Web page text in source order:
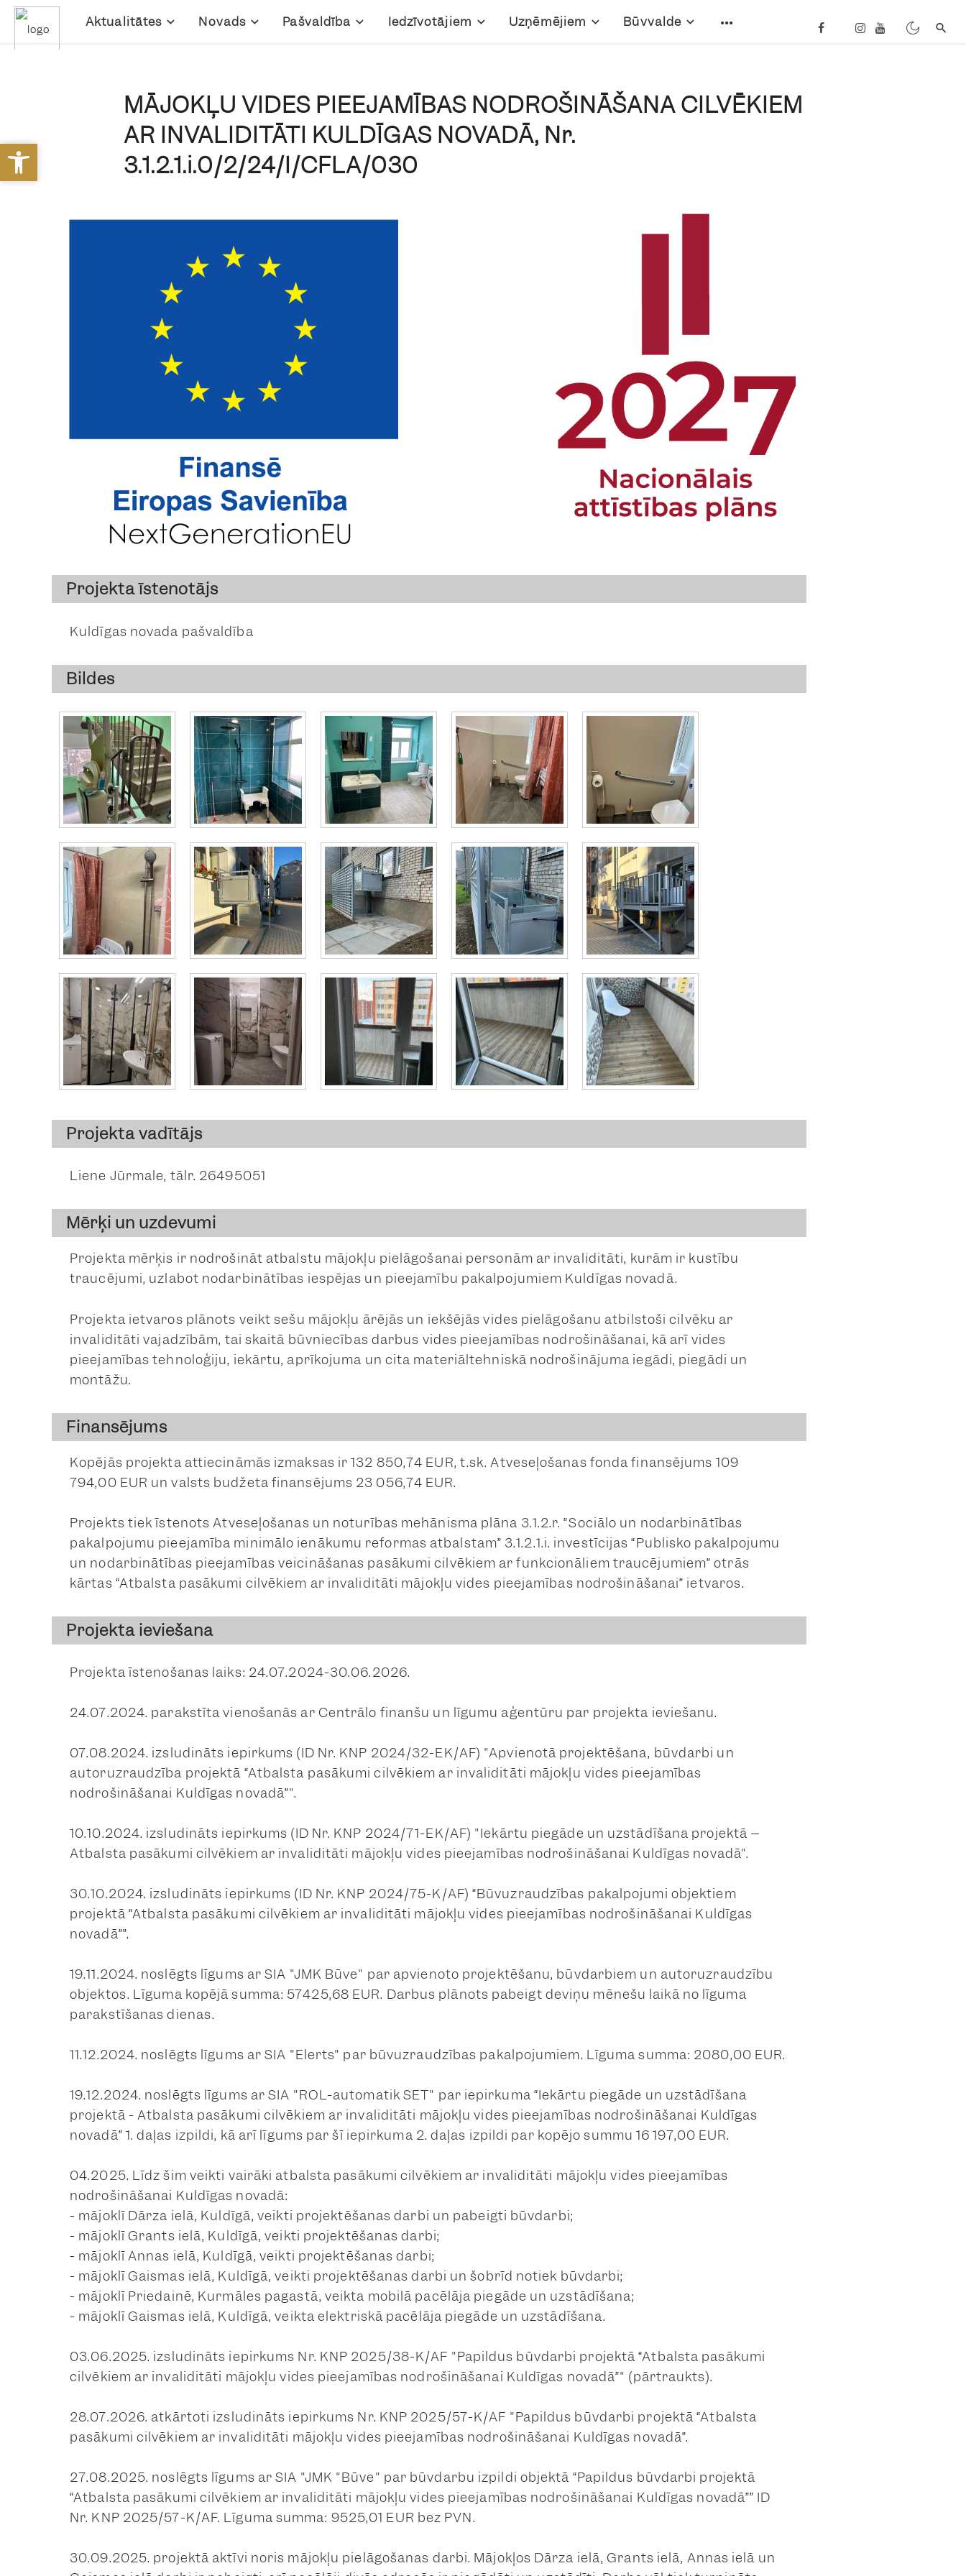
Open toolbar
Aktualitātes Novads Pašvaldība Iedzīvotājiem Uzņēmējiem Būvvalde
MĀJOKĻU VIDES PIEEJAMĪBAS NODROŠINĀŠANA CILVĒKIEM
AR INVALIDITĀTI KULDĪGAS NOVADĀ, Nr.
3.1.2.1.i.0/2/24/I/CFLA/030
Projekta īstenotājs
Kuldīgas novada pašvaldība
Bildes
Projekta vadītājs
Liene Jūrmale, tālr. 26495051
Mērķi un uzdevumi
Projekta mērķis ir nodrošināt atbalstu mājokļu pielāgošanai personām ar invaliditāti, kurām ir kustību
traucējumi, uzlabot nodarbinātības iespējas un pieejamību pakalpojumiem Kuldīgas novadā.
Projekta ietvaros plānots veikt sešu mājokļu ārējās un iekšējās vides pielāgošanu atbilstoši cilvēku ar
invaliditāti vajadzībām, tai skaitā būvniecības darbus vides pieejamības nodrošināšanai, kā arī vides
pieejamības tehnoloģiju, iekārtu, aprīkojuma un cita materiāltehniskā nodrošinājuma iegādi, piegādi un
montāžu.
Finansējums
Kopējās projekta attiecināmās izmaksas ir 132 850,74 EUR, t.sk. Atveseļošanas fonda finansējums 109
794,00 EUR un valsts budžeta finansējums 23 056,74 EUR.
Projekts tiek īstenots Atveseļošanas un noturības mehānisma plāna 3.1.2.r. ”Sociālo un nodarbinātības
pakalpojumu pieejamība minimālo ienākumu reformas atbalstam” 3.1.2.1.i. investīcijas “Publisko pakalpojumu
un nodarbinātības pieejamības veicināšanas pasākumi cilvēkiem ar funkcionāliem traucējumiem” otrās
kārtas “Atbalsta pasākumi cilvēkiem ar invaliditāti mājokļu vides pieejamības nodrošināšanai” ietvaros.
Projekta ieviešana
Projekta īstenošanas laiks: 24.07.2024-30.06.2026.
24.07.2024. parakstīta vienošanās ar Centrālo finanšu un līgumu aģentūru par projekta ieviešanu.
07.08.2024. izsludināts iepirkums (ID Nr. KNP 2024/32-EK/AF) "Apvienotā projektēšana, būvdarbi un
autoruzraudzība projektā “Atbalsta pasākumi cilvēkiem ar invaliditāti mājokļu vides pieejamības
nodrošināšanai Kuldīgas novadā”".
10.10.2024. izsludināts iepirkums (ID Nr. KNP 2024/71-EK/AF) "Iekārtu piegāde un uzstādīšana projektā –
Atbalsta pasākumi cilvēkiem ar invaliditāti mājokļu vides pieejamības nodrošināšanai Kuldīgas novadā".
30.10.2024. izsludināts iepirkums (ID Nr. KNP 2024/75-K/AF) “Būvuzraudzības pakalpojumi objektiem
projektā “Atbalsta pasākumi cilvēkiem ar invaliditāti mājokļu vides pieejamības nodrošināšanai Kuldīgas
novadā””.
19.11.2024. noslēgts līgums ar SIA "JMK Būve" par apvienoto projektēšanu, būvdarbiem un autoruzraudzību
objektos. Līguma kopējā summa: 57425,68 EUR. Darbus plānots pabeigt deviņu mēnešu laikā no līguma
parakstīšanas dienas.
11.12.2024. noslēgts līgums ar SIA "Elerts" par būvuzraudzības pakalpojumiem. Līguma summa: 2080,00 EUR.
19.12.2024. noslēgts līgums ar SIA "ROL-automatik SET" par iepirkuma “Iekārtu piegāde un uzstādīšana
projektā - Atbalsta pasākumi cilvēkiem ar invaliditāti mājokļu vides pieejamības nodrošināšanai Kuldīgas
novadā” 1. daļas izpildi, kā arī līgums par šī iepirkuma 2. daļas izpildi par kopējo summu 16 197,00 EUR.
04.2025. Līdz šim veikti vairāki atbalsta pasākumi cilvēkiem ar invaliditāti mājokļu vides pieejamības
nodrošināšanai Kuldīgas novadā:
- mājoklī Dārza ielā, Kuldīgā, veikti projektēšanas darbi un pabeigti būvdarbi;
- mājoklī Grants ielā, Kuldīgā, veikti projektēšanas darbi;
- mājoklī Annas ielā, Kuldīgā, veikti projektēšanas darbi;
- mājoklī Gaismas ielā, Kuldīgā, veikti projektēšanas darbi un šobrīd notiek būvdarbi;
- mājoklī Priedainē, Kurmāles pagastā, veikta mobilā pacēlāja piegāde un uzstādīšana;
- mājoklī Gaismas ielā, Kuldīgā, veikta elektriskā pacēlāja piegāde un uzstādīšana.
03.06.2025. izsludināts iepirkums Nr. KNP 2025/38-K/AF "Papildus būvdarbi projektā “Atbalsta pasākumi
cilvēkiem ar invaliditāti mājokļu vides pieejamības nodrošināšanai Kuldīgas novadā”" (pārtraukts).
28.07.2026. atkārtoti izsludināts iepirkums Nr. KNP 2025/57-K/AF "Papildus būvdarbi projektā “Atbalsta
pasākumi cilvēkiem ar invaliditāti mājokļu vides pieejamības nodrošināšanai Kuldīgas novadā”.
27.08.2025. noslēgts līgums ar SIA "JMK "Būve" par būvdarbu izpildi objektā “Papildus būvdarbi projektā
“Atbalsta pasākumi cilvēkiem ar invaliditāti mājokļu vides pieejamības nodrošināšanai Kuldīgas novadā”” ID
Nr. KNP 2025/57-K/AF. Līguma summa: 9525,01 EUR bez PVN.
30.09.2025. projektā aktīvi noris mājokļu pielāgošanas darbi. Mājokļos Dārza ielā, Grants ielā, Annas ielā un
Open toolbar